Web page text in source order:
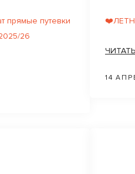
прямые путевки
26
14